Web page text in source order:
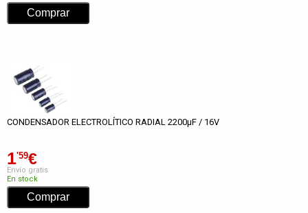
CONDENSADOR ELECTROLÍTICO RADIAL 2200µF / 16V
1'59€
Envío gratis
En stock